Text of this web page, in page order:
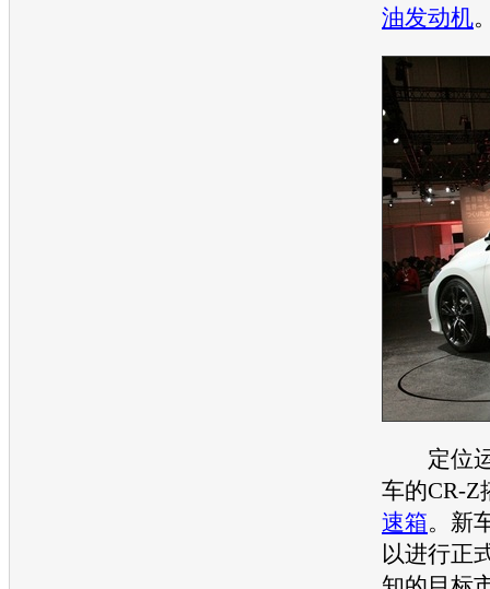
油发动机
定位运
车的CR-Z
速箱。 新
以进行正